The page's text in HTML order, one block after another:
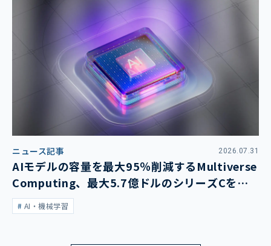
ニュース記事 2026.07.31
AIモデルの容量を最大95％削減するMultiverse
Computing、最大5.7億ドルのシリーズCを発
表AI・機械学習